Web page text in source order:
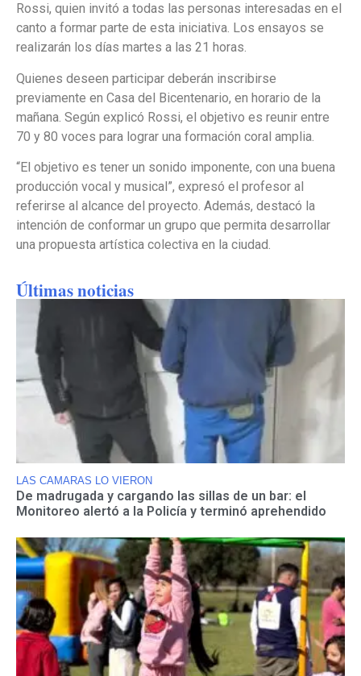
Rossi, quien invitó a todas las personas interesadas en el
canto a formar parte de esta iniciativa. Los ensayos se
realizarán los días martes a las 21 horas.
Quienes deseen participar deberán inscribirse
previamente en Casa del Bicentenario, en horario de la
mañana. Según explicó Rossi, el objetivo es reunir entre
70 y 80 voces para lograr una formación coral amplia.
“El objetivo es tener un sonido imponente, con una buena
producción vocal y musical”, expresó el profesor al
referirse al alcance del proyecto. Además, destacó la
intención de conformar un grupo que permita desarrollar
una propuesta artística colectiva en la ciudad.
Últimas noticias
LAS CAMARAS LO VIERON
De madrugada y cargando las sillas de un bar: el
Monitoreo alertó a la Policía y terminó aprehendido